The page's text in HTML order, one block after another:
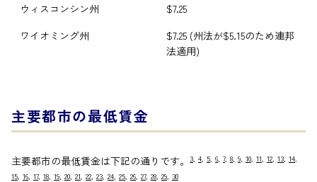
ウィスコンシン州
$7.25
ワイオミング州
$7.25 (州法が$5.15のため連邦
法適用)
主要都市の最低賃金
主要都市の最低賃金は下記の通りです。 3 4 5 6 7, 8 9 10 11 12 13 14
15 16 17, 18 19 20 21 22 23 24 25 26 27, 28 29 30